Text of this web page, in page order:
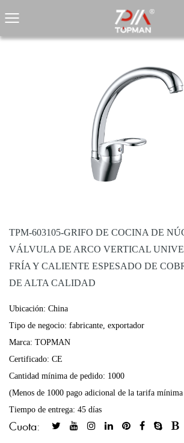
TPM-603105-GRIFO DE COCINA DE
VÁLVULA DE ARCO VERTICAL
FRÍA Y CALIENTE ESPESADO DE
DE ALTA CALIDAD
Ubicación: China
Tipo de negocio: fabricante, exportador
Marca: TOPMAN
Certificado: CE
Cantidad mínima de pedido: 1000
(Menos de 1000 pago adicional de la tarifa
Tiempo de entrega: 45 días
Cuota: